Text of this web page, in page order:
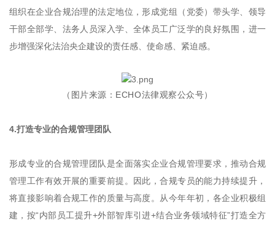
组织在企业合规治理的法定地位，形成党组（党委）带头学、领导
干部全部学、法务人员深入学、全体员工广泛学的良好氛围，进一
步增强深化法治央企建设的责任感、使命感、紧迫感。
（图片来源：ECHO法律观察公众号）
4.打造专业的合规管理团队
形成专业的合规管理团队是全面落实企业合规管理要求，推动合规
管理工作有效开展的重要前提。因此，合规专员的能力持续提升，
将直接影响着合规工作的质量与高度。从今年年初，各企业积极组
建，按“内部员工提升+外部智库引进+结合业务领域特征”打造全方